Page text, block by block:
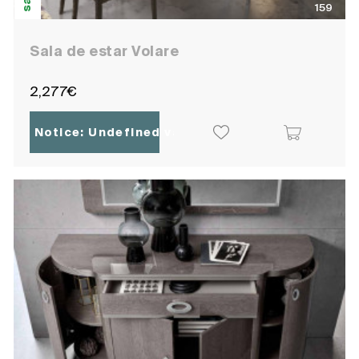
159
Sala de estar Volare
2,277€
Notice: Undefined variable: